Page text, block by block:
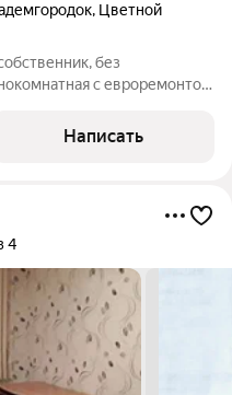
, Цветной
без
с евроремонтом
"Дом ученых", сам Дом
Написать
4